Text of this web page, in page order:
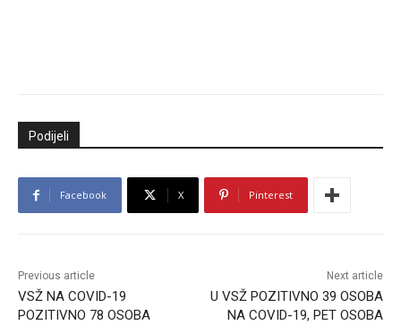
Podijeli
Facebook X Pinterest
Previous article
VSŽ NA COVID-19
POZITIVNO 78 OSOBA
Next article
U VSŽ POZITIVNO 39 OSOBA
NA COVID-19, PET OSOBA